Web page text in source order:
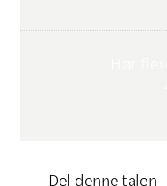
Del denne talen